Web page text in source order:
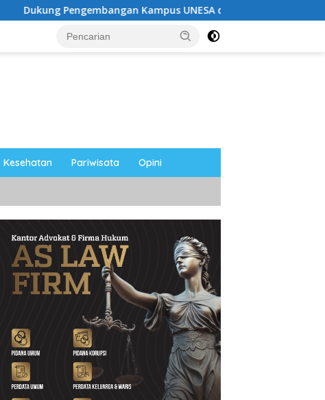
Kampus UNESA di Pusat Kota, Riyono Caping: Tingkatkan SDM
Kesehatan Pariwisata Opini